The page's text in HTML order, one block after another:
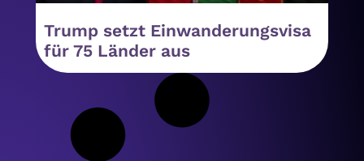
Trump setzt Einwanderungsvisa
für 75 Länder aus